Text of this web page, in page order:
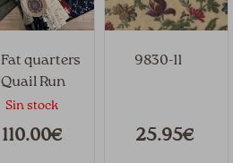
Fat quarters
Quail Run
Sin stock
110.00€
9830-11
25.95€